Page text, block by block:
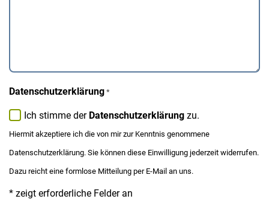
Datenschutzerklärung *
Ich stimme der Datenschutzerklärung zu.
Hiermit akzeptiere ich die von mir zur Kenntnis genommene
Datenschutzerklärung. Sie können diese Einwilligung jederzeit widerrufen.
Dazu reicht eine formlose Mitteilung per E-Mail an uns.
* zeigt erforderliche Felder an